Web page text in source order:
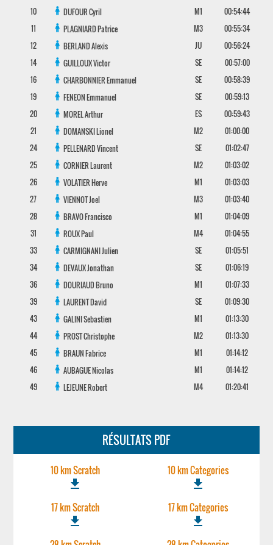
10
DUFOURCyril M1
00:54:44
11
PLAGNIARDPatrice M3
00:55:34
12
BERLANDAlexis JU
00:56:24
14
GUILLOUXVictor SE
00:57:00
16
CHARBONNIEREmmanuel SE
00:58:39
19
FENEONEmmanuel SE
00:59:13
20
MORELArthur ES
00:59:43
21
DOMANSKILionel M2
01:00:00
24
PELLENARDVincent SE
01:02:47
25
CORNIERLaurent M2
01:03:02
26
VOLATIERHerve M1
01:03:03
27
VIENNOTJoel M3
01:03:40
28
BRAVOFrancisco M1
01:04:09
31
ROUXPaul M4
01:04:55
33
CARMIGNANIJulien SE
01:05:51
34
DEVAUXJonathan SE
01:06:19
36
DOURIAUDBruno M1
01:07:33
39
LAURENTDavid SE
01:09:30
43
GALINISebastien M1
01:13:30
44
PROSTChristophe M2
01:13:30
45
BRAUNFabrice M1
01:14:12
46
AUBAGUENicolas M1
01:14:12
49
LEJEUNERobert M4 01:20:41
RÉSULTATS PDF
10 km Scratch
file_download
10 km Categories
file_download
17 km Scratch
file_download
17 km Categories
file_download